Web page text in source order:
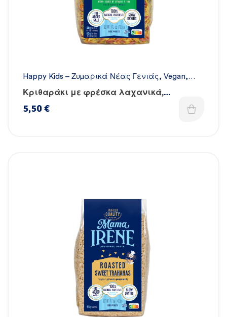
Happy Kids – Ζυμαρικά Νέας Γενιάς , Vegan,
Όλα τα ζυμαρικά
Χειροποίητα
Κριθαράκι με φρέσκα λαχανικά,
βιταμίνες & σίδηρο – Χειροποίητο
5,50€